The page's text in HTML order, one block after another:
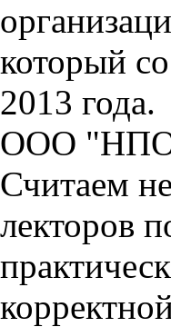
который
2013 года.
ООО "НПО
Считаем
лекторов